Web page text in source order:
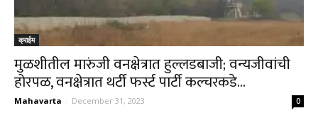
क्राईम
मुळशीतील मारुंजी वनक्षेत्रात हुल्लडबाजी; वन्यजीवांची
होरपळ, वनक्षेत्रात थर्टी फर्स्ट पार्टी कल्चरकडे...
Mahavarta - December 31, 2023 0